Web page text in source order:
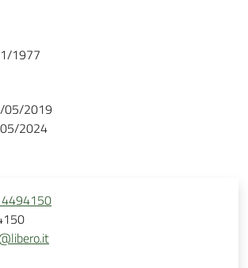
1977
05/2019
2024